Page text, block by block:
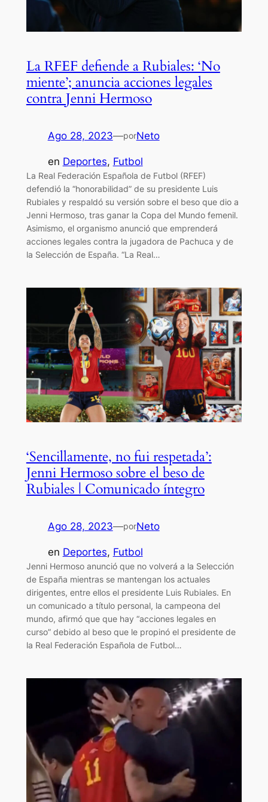
La RFEF defiende a Rubiales: ‘No
miente’; anuncia acciones legales
contra Jenni Hermoso
Ago 28, 2023—porNeto
en Deportes, Futbol
La Real Federación Española de Futbol (RFEF)
defendió la “honorabilidad” de su presidente Luis
Rubiales y respaldó su versión sobre el beso que dio a
Jenni Hermoso, tras ganar la Copa del Mundo femenil.
Asimismo, el organismo anunció que emprenderá
acciones legales contra la jugadora de Pachuca y de
la Selección de España. “La Real…
‘Sencillamente, no fui respetada’:
Jenni Hermoso sobre el beso de
Rubiales | Comunicado íntegro
Ago 28, 2023—porNeto
en Deportes, Futbol
Jenni Hermoso anunció que no volverá a la Selección
de España mientras se mantengan los actuales
dirigentes, entre ellos el presidente Luis Rubiales. En
un comunicado a título personal, la campeona del
mundo, afirmó que que hay “acciones legales en
curso” debido al beso que le propinó el presidente de
la Real Federación Española de Futbol…